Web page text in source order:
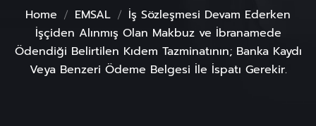
Home EMSAL
İş Sözleşmesi Devam Ederken
İşçiden Alınmış Olan Makbuz ve İbranamede
Ödendiği Belirtilen Kıdem Tazminatının; Banka Kaydı
Veya Benzeri Ödeme Belgesi İle İspatı Gerekir.